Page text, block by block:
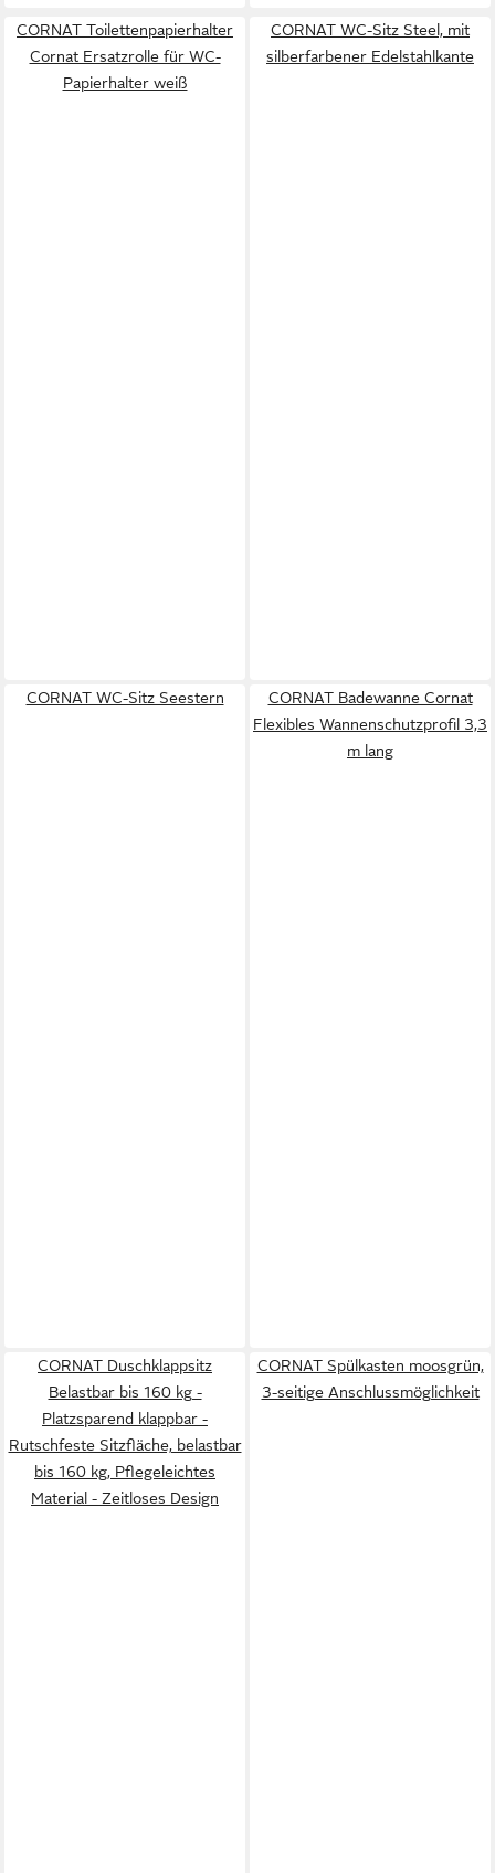
CORNAT Toilettenpapierhalter
Cornat Ersatzrolle für WC-
Papierhalter weiß
CORNAT WC-Sitz Steel, mit
silberfarbener Edelstahlkante
CORNAT WC-Sitz Seestern
CORNAT Badewanne Cornat
Flexibles Wannenschutzprofil 3,3
m lang
CORNAT Duschklappsitz
Belastbar bis 160 kg -
Platzsparend klappbar -
Rutschfeste Sitzfläche, belastbar
bis 160 kg, Pflegeleichtes
Material - Zeitloses Design
CORNAT Spülkasten moosgrün,
3-seitige Anschlussmöglichkeit